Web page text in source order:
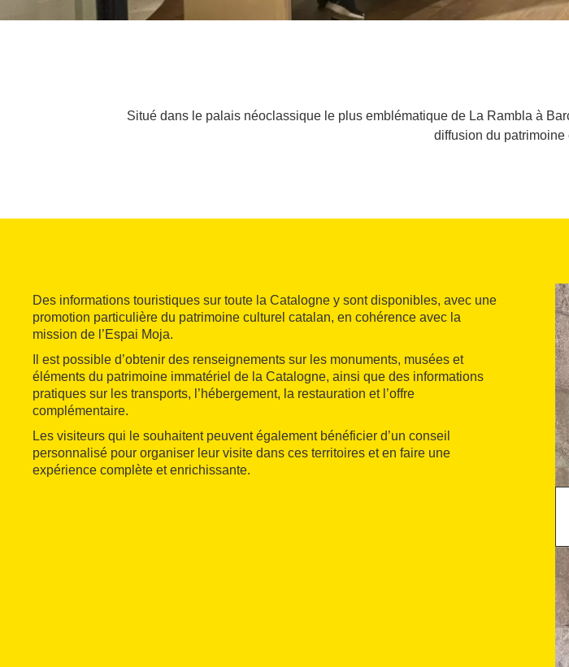
Situé dans le palais néoclassique le plus emblématique de La Rambla à
diffusion du patrimoine
Des informations touristiques sur toute la Catalogne y sont disponibles, avec une
promotion particulière du patrimoine culturel catalan, en cohérence avec la
mission de l’Espai Moja.
Il est possible d’obtenir des renseignements sur les monuments, musées et
éléments du patrimoine immatériel de la Catalogne, ainsi que des informations
pratiques sur les transports, l’hébergement, la restauration et l’offre
complémentaire.
Les visiteurs qui le souhaitent peuvent également bénéficier d’un conseil
personnalisé pour organiser leur visite dans ces territoires et en faire une
expérience complète et enrichissante.